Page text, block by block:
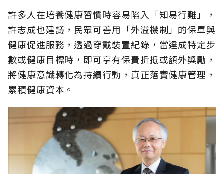
許多人在培養健康習慣時容易陷入「知易行難」，
許志成也建議，民眾可善用「外溢機制」的保單與
健康促進服務，透過穿戴裝置紀錄，當達成特定步
數或健康目標時，即可享有保費折抵或額外獎勵，
將健康意識轉化為持續行動，真正落實健康管理，
累積健康資本。